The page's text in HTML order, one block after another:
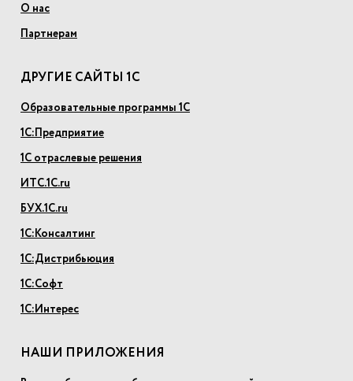
О нас
Партнерам
ДРУГИЕ САЙТЫ 1С
Образовательные программы 1С
1С:Предприятие
1С отраслевые решения
ИТС.1С.ru
БУХ.1С.ru
1С:Консалтинг
1С:Дистрибьюция
1С:Софт
1С:Интерес
НАШИ ПРИЛОЖЕНИЯ